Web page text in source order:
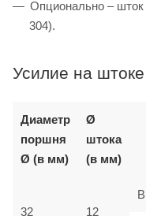
Опционально – шток
304).
Усилие на
Диаметр
поршня
Ø (в мм)
Ø
штока
(в мм)
32 12